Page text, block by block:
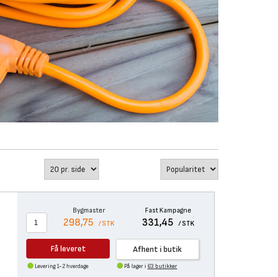
Bygmaster
298,75 / STK
Fast Kampagne
331,45 / STK
Få leveret Afhent i butik
Levering 1-2 hverdage På lager i 63 butikker